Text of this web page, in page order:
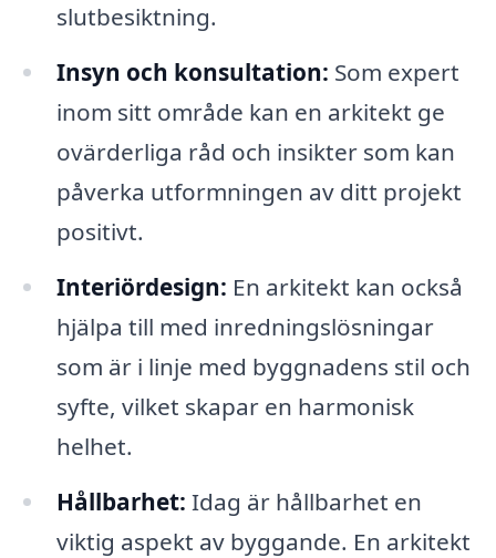
slutbesiktning.
Insyn och konsultation: Som expert
inom sitt område kan en arkitekt ge
ovärderliga råd och insikter som kan
påverka utformningen av ditt projekt
positivt.
Interiördesign: En arkitekt kan också
hjälpa till med inredningslösningar
som är i linje med byggnadens stil och
syfte, vilket skapar en harmonisk
helhet.
Hållbarhet: Idag är hållbarhet en
viktig aspekt av byggande. En arkitekt